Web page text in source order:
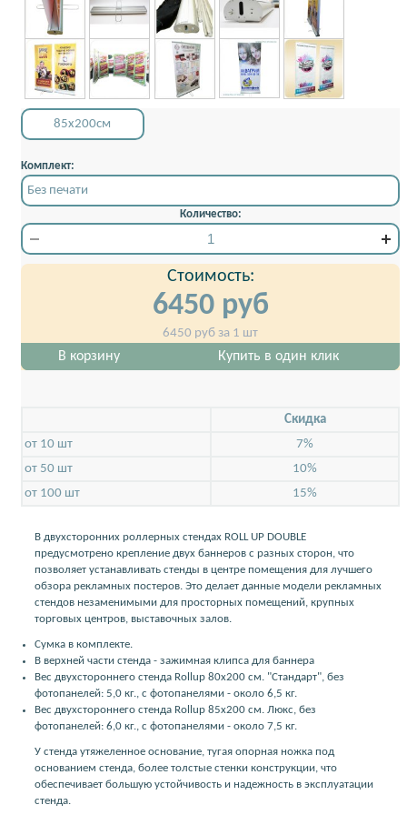
85x200см
Комплект:
Без печати
Количество:
Стоимость:
6450руб
6450 руб за 1 шт
В корзину Купить в один клик
Скидкa
от 10 шт
7%
от 50 шт
10%
от 100 шт
15%
В двухсторонних роллерных стендах ROLL UP DOUBLE
предусмотрено крепление двух баннеров с разных сторон, что
позволяет устанавливать стенды в центре помещения для лучшего
обзора рекламных постеров. Это делает данные модели рекламных
стендов незаменимыми для просторных помещений, крупных
торговых центров, выставочных залов.
Сумка в комплекте.
В верхней части стенда - зажимная клипса для баннера
Вес двухстороннего стенда Rollup 80х200 см. "Стандарт", без
фотопанелей: 5,0 кг., с фотопанелями - около 6,5 кг.
Вес двухстороннего стенда Rollup 85х200 см. Люкс, без
фотопанелей: 6,0 кг., с фотопанелями - около 7,5 кг.
У стенда утяжеленное основание, тугая опорная ножка под
основанием стенда, более толстые стенки конструкции, что
обеспечивает большую устойчивость и надежность в эксплуатации
стенда.